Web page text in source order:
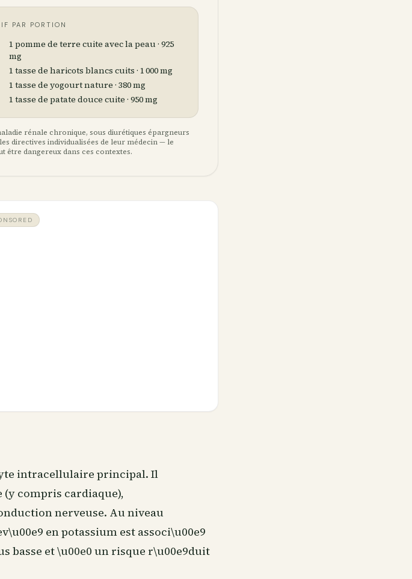
PAR PORTION
1 pomme de terre cuite avec la peau · 925
mg
1 tasse de haricots blancs cuits · 1 000 mg
1 tasse de yogourt nature · 380 mg
1 tasse de patate douce cuite · 950 mg
rénale chronique, sous diurétiques épargneurs
directives individualisées de leur médecin — le
être dangereux dans ces contextes.
intracellulaire principal. Il
compris cardiaque),
nerveuse. Au niveau
en potassium est associ\u00e9
basse et \u00e0 un risque r\u00e9duit